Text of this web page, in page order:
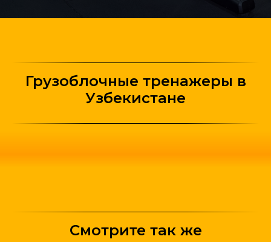
Грузоблочные тренажеры в
Узбекистане
Смотрите так же